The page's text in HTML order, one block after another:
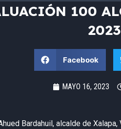
100
2023
Facebook
MAYO 16, 2023
Bardahuil, alcalde de